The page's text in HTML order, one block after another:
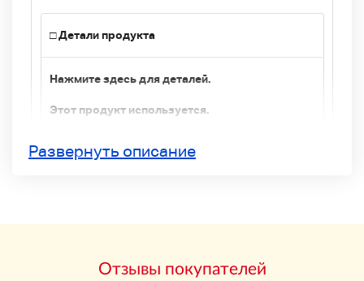
□ Детали продукта
Нажмите здесь для деталей.
Этот продукт используется.
Развернуть описание
Отзывы покупателей